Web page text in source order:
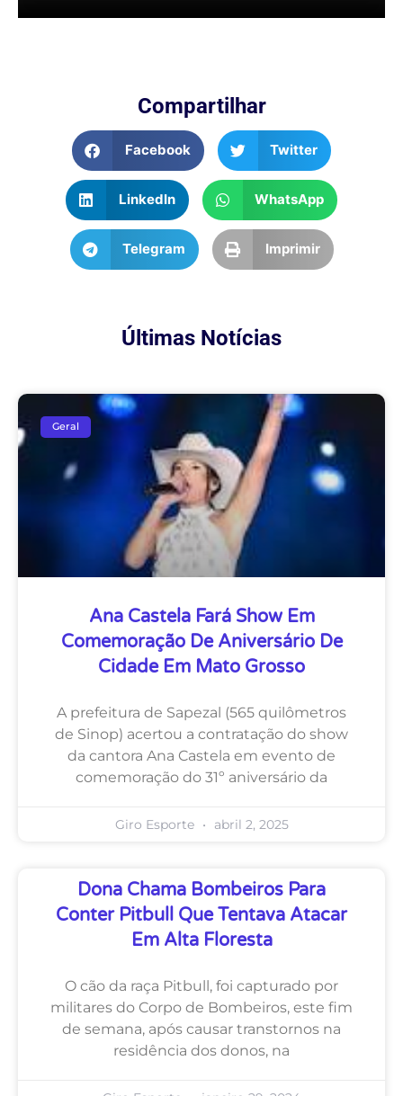
Compartilhar
Facebook Twitter
LinkedIn WhatsApp
Telegram Imprimir
Últimas Notícias
Geral
Ana Castela Fará Show Em
Comemoração De Aniversário De
Cidade Em Mato Grosso
A prefeitura de Sapezal (565 quilômetros
de Sinop) acertou a contratação do show
da cantora Ana Castela em evento de
comemoração do 31º aniversário da
Giro Esporte abril 2, 2025
Dona Chama Bombeiros Para
Conter Pitbull Que Tentava Atacar
Em Alta Floresta
O cão da raça Pitbull, foi capturado por
militares do Corpo de Bombeiros, este fim
de semana, após causar transtornos na
residência dos donos, na